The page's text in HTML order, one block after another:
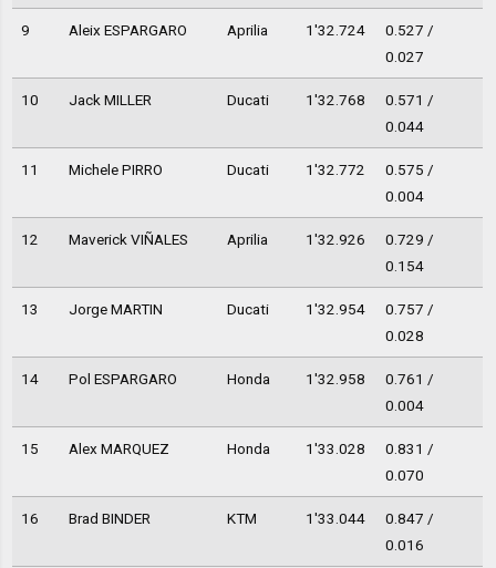
9 Aleix ESPARGARO Aprilia 1'32.724
0.527 /
0.027
10 Jack MILLER Ducati 1'32.768
0.571 /
0.044
11 Michele PIRRO Ducati 1'32.772
0.575 /
0.004
12 Maverick VIÑALES Aprilia 1'32.926
0.729 /
0.154
13 Jorge MARTIN Ducati 1'32.954
0.757 /
0.028
14 Pol ESPARGARO Honda 1'32.958
0.761 /
0.004
15 Alex MARQUEZ Honda 1'33.028
0.831 /
0.070
16 Brad BINDER KTM 1'33.044
0.847 /
0.016